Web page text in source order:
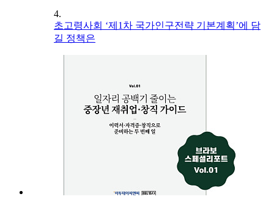
4.
초고령사회 ‘제1차 국가인구전략 기본계획’에 담
길 정책은